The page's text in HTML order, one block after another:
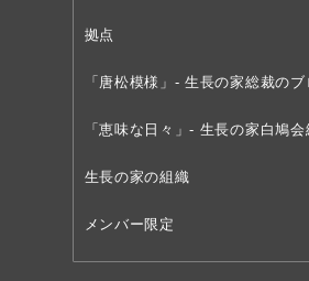
拠点
「唐松模様」- 生長の家総裁のブ
「恵味な日々」- 生長の家白鳩
生長の家の組織
メンバー限定